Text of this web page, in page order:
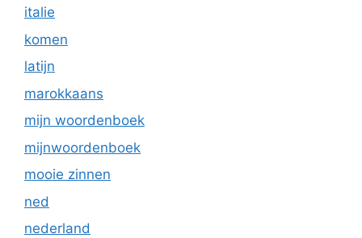
italie
komen
latijn
marokkaans
mijn woordenboek
mijnwoordenboek
mooie zinnen
ned
nederland